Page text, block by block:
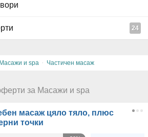
24
Масажи и spa · Частичен масаж
за Масажи и spa
масаж цяло тяло, плюс
точки